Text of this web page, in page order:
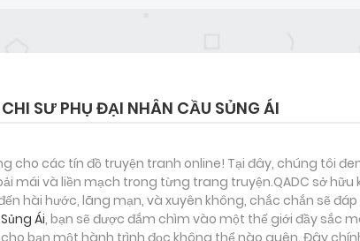
SƯ PHỤ ĐẠI NHÂN CẦU SỦNG ÁI
cho các tín đồ truyện tranh online! Tại đây, chúng tôi
mái và liền mạch trong từng trang truyện.QADC sở hữu
hài hước, lãng mạn, và xuyên không, chắc chắn sẽ
Ái, bạn sẽ được đắm chìm vào một thế giới đầy sắc